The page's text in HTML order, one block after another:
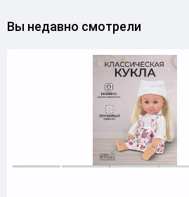
Вы недавно смотрели